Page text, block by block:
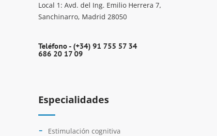
Local 1: Avd. del Ing. Emilio Herrera 7,
Sanchinarro, Madrid 28050
Teléfono - (+34) 91 755 57 34
686 20 17 09
Especialidades
Estimulación cognitiva